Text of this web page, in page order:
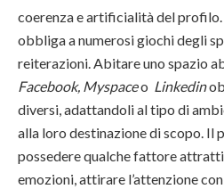
coerenza e artificialità del
obbliga a numerosi giochi degli
reiterazioni. Abitare uno spazio
Facebook, Myspaceo Linkedin
diversi, adattandoli al tipo di
alla loro destinazione di scopo. Il
possedere qualche fattore
emozioni, attirare l’attenzione